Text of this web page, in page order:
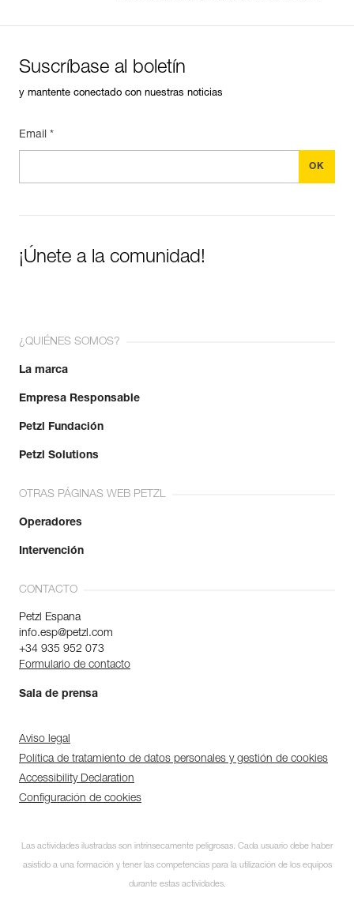
Importe y exporte de forma sencilla los datos de sus EPI.
Consulte el historial de un producto desde su fecha de
Más información
Suscríbase al boletín
y mantente conectado con nuestras noticias
Email *
¡Únete a la comunidad!
¿QUIÉNES SOMOS?
La marca
Empresa Responsable
Petzl Fundación
Petzl Solutions
OTRAS PÁGINAS WEB PETZL
Operadores
Intervención
CONTACTO
Petzl Espana
info.esp@petzl.com
+34 935 952 073
Formulario de contacto
Sala de prensa
Aviso legal
Política de tratamiento de datos personales y gestión de cookies
Accessibility Declaration
Configuración de cookies
Las actividades ilustradas son intrínsecamente peligrosas. Cada usuario debe haber
asistido a una formación y tener las competencias para la utilización de los equipos
durante estas actividades.